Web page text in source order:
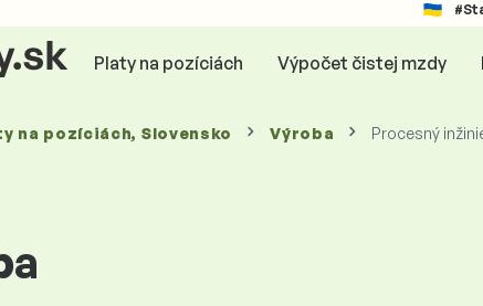
Platy na pozíciách Výpočet čistej mzdy
na pozíciách, Slovensko Výroba Procesný